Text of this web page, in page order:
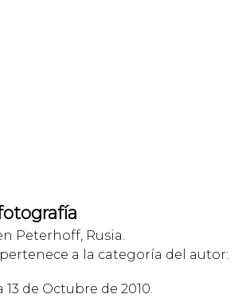
Peterhoff, Rusia.
a la categoría del autor:
de Octubre de 2010.